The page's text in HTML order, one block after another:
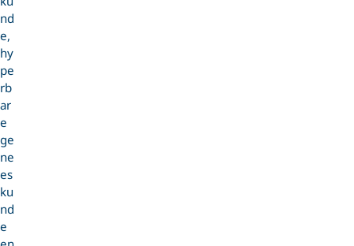
nd
e,
hy
pe
rb
ar
e
ge
ne
es
ku
nd
e